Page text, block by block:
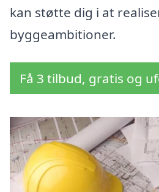
kan støtte dig i at
byggeambitioner.
Få 3 tilbud, gratis og